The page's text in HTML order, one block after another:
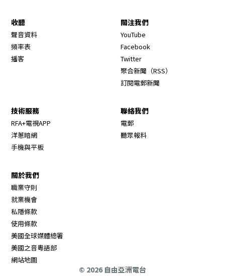
收聽
聲音資料
頻率表
播客
關注我們
YouTube
Facebook
Twitter
聚合新聞（RSS）
訂閱電郵新聞
技術服務
RFA+電視APP
洋蔥暗網
手機與平板
聯絡我們
電郵
聽眾報料
關於我們
職業守則
就業機會
私隱條款
使用條款
美國全球媒體總署
美國之音粵語部
網站地圖
© 2026 自由亞洲電台